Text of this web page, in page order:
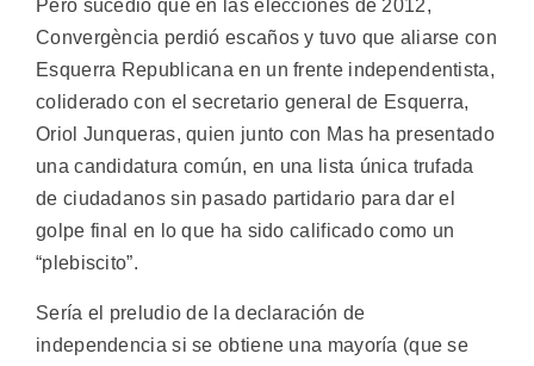
Pero sucedió que en las elecciones de 2012,
Convergència perdió escaños y tuvo que aliarse con
Esquerra Republicana en un frente independentista,
coliderado con el secretario general de Esquerra,
Oriol Junqueras, quien junto con Mas ha presentado
una candidatura común, en una lista única trufada
de ciudadanos sin pasado partidario para dar el
golpe final en lo que ha sido calificado como un
“plebiscito”.
Sería el preludio de la declaración de
independencia si se obtiene una mayoría (que se